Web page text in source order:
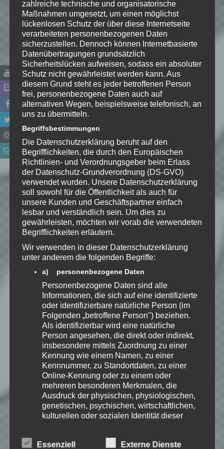
Name*
E-Mail-Adresse
Website
*Ich habe die
Datenschutzerklärungzur
Kenntnis genommen. Ich stimme
zu, dass meine Angaben dauerhaft
gespeichert werden.
Benachrichtige mich über
nachfolgende Kommentare via E-
Mail.
Benachrichtige mich über neue
Beiträge via E-Mail.
EmKa
Ich bin leidenschaftlicher
Gamer und schaue mir
eigentlich alles Neue an.
Jedes Spiel hat seine faire
jemandem das Hobby Videospielen näher
zahlreiche technische und organisatorische
Maßnahmen umgesetzt, um einen möglichst
lückenlosen Schutz der über diese Internetseite
verarbeiteten personenbezogenen Daten
sicherzustellen. Dennoch können Internetbasierte
Datenübertragungen grundsätzlich
Sicherheitslücken aufweisen, sodass ein absoluter
Schutz nicht gewährleistet werden kann. Aus
diesem Grund steht es jeder betroffenen Person
frei, personenbezogene Daten auch auf
alternativen Wegen, beispielsweise telefonisch, an
uns zu übermitteln.
Begriffsbestimmungen
Die Datenschutzerklärung beruht auf den
Begrifflichkeiten, die durch den Europäischen
Richtlinien- und Verordnungsgeber beim Erlass
der Datenschutz-Grundverordnung (DS-GVO)
verwendet wurden. Unsere Datenschutzerklärung
soll sowohl für die Öffentlichkeit als auch für
unsere Kunden und Geschäftspartner einfach
lesbar und verständlich sein. Um dies zu
gewährleisten, möchten wir vorab die verwendeten
Begrifflichkeiten erläutern.
Wir verwenden in dieser Datenschutzerklärung
unter anderem die folgenden Begriffe:
a) personenbezogene Daten
Personenbezogene Daten sind alle
Informationen, die sich auf eine identifizierte
oder identifizierbare natürliche Person (im
Folgenden „betroffene Person") beziehen.
Als identifizierbar wird eine natürliche
Person angesehen, die direkt oder indirekt,
insbesondere mittels Zuordnung zu einer
Kennung wie einem Namen, zu einer
Kennnummer, zu Standortdaten, zu einer
Online-Kennung oder zu einem oder
mehreren besonderen Merkmalen, die
Ausdruck der physischen, physiologischen,
genetischen, psychischen, wirtschaftlichen,
kulturellen oder sozialen Identität dieser
Essenziell Externe Dienste